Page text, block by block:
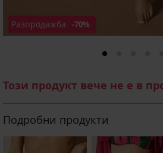
Разпродажба -70%
Този продукт вече не е в
Подробни продукти